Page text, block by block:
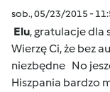
sob., 05/23/2015 -
Elu, gratulacje dla
Wierzę Ci, że bez
niezbędne No
Hiszpania bardzo